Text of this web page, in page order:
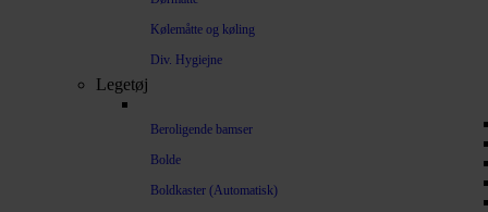
Kølemåtte og køling
Div. Hygiejne
Legetøj
Beroligende bamser
Bolde
Boldkaster (Automatisk)